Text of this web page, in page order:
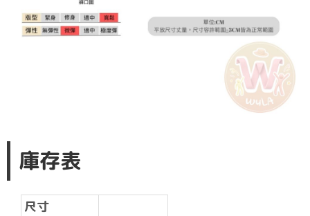
庫存表
尺寸